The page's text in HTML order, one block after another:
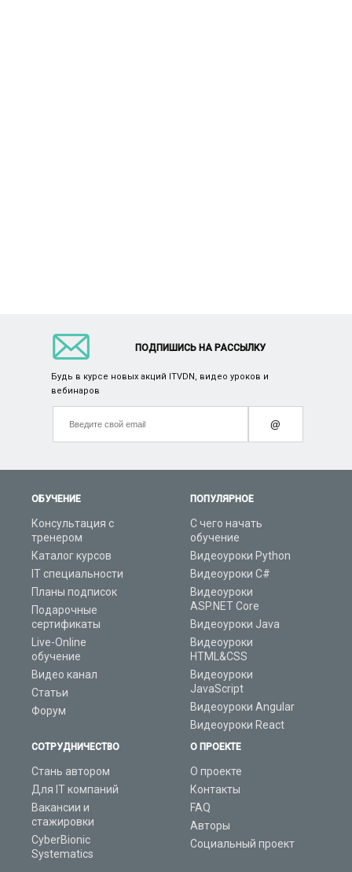
ОБУЧЕНИЕ
Консультация с
тренером
Каталог курсов
IT специальности
Планы подписок
Подарочные
сертификаты
Live-Online
обучение
Видео канал
Статьи
Форум
ПОПУЛЯРНОЕ
С чего начать
обучение
Видеоуроки Python
Видеоуроки C#
Видеоуроки
ASP.NET Core
Видеоуроки Java
Видеоуроки
HTML&CSS
Видеоуроки
JavaScript
Видеоуроки Angular
Видеоуроки React
СОТРУДНИЧЕСТВО
Стань автором
Для IT компаний
Вакансии и
стажировки
CyberBionic
Systematics
О ПРОЕКТЕ
О проекте
Контакты
FAQ
Авторы
Социальный проект
ПОДПИШИСЬ НА РАССЫЛКУ
Будь в курсе новых акций ITVDN, видео уроков и
вебинаров
@